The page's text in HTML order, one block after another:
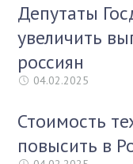
Депутаты
увеличить
россиян
04.02.2025
Стоимость
повысить в